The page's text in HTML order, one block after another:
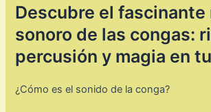
Descubre el fascinante
sonoro de las congas:
percusión y magia en
¿Cómo es el sonido de la conga?